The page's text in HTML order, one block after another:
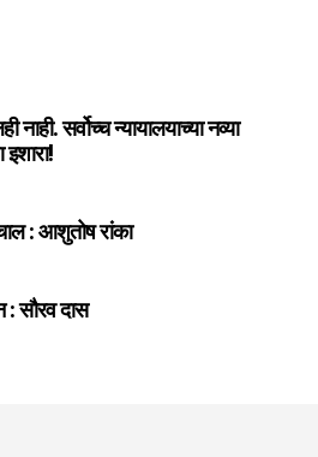
सर्वोच्च न्यायालयाच्या नव्या
इशारा!
: आशुतोष रांका
: सौरव दास